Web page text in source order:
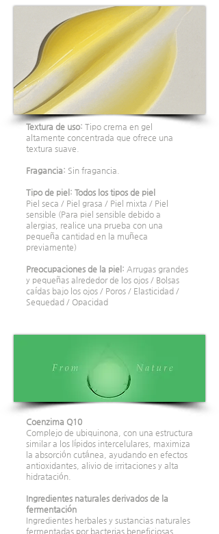
Textura de uso: Tipo crema en gel
altamente concentrada que ofrece una
textura suave.
Fragancia: Sin fragancia.
Tipo de piel: Todos los tipos de piel
Piel seca / Piel grasa / Piel mixta / Piel
sensible (Para piel sensible debido a
alergias, realice una prueba con una
pequeña cantidad en la muñeca
previamente)
Preocupaciones de la piel: Arrugas grandes
y pequeñas alrededor de los ojos / Bolsas
caídas bajo los ojos / Poros / Elasticidad /
Sequedad / Opacidad
Coenzima Q10
Complejo de ubiquinona, con una estructura
similar a los lípidos intercelulares, maximiza
la absorción cutánea, ayudando en efectos
antioxidantes, alivio de irritaciones y alta
hidratación.
Ingredientes naturales derivados de la
fermentación
Ingredientes herbales y sustancias naturales
fermentadas por bacterias beneficiosas